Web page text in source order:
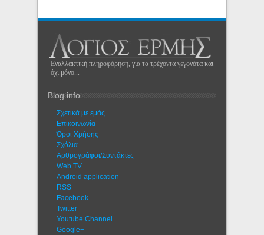
Εναλλακτική πληροφόρηση, για τα τρέχοντα γεγονότα και
όχι μόνο...
Blog info
Σχετικά με εμάς
Eπικοινωνία
Όροι Χρήσης
Σχόλια
Αρθρογράφοι/Συντάκτες
Web TV
Android application
RSS
Facebook
Twitter
Youtube Channel
Google+